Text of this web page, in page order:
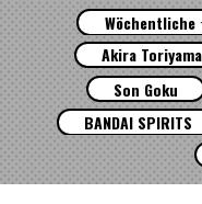
Akira Toriyama
Son Goku
BANDAI SPIRITS